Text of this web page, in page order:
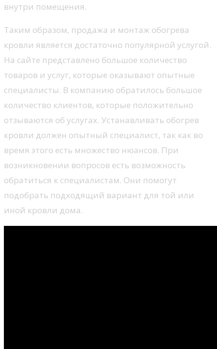
внутри помещения.
Таким образом, продажа и монтаж обогрева
кровли является достаточно популярной услугой.
На сайте представлено большое количество
товаров и услуг, которые оказывают опытные
специалисты. В компанию обратилось большое
количество клиентов, которые положительно
отзываются об услугах. Устанавливать обогрев
кровли должен опытный специалист, так как во
время этого есть множество нюансов. При
возникновении вопросов есть возможность
обратиться к специалистам. Они помогут
подобрать подходящий вариант для той или
иной кровли дома.